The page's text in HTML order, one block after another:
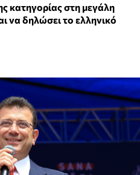
κατηγορίας στη μεγάλη
να δηλώσει το ελληνικό